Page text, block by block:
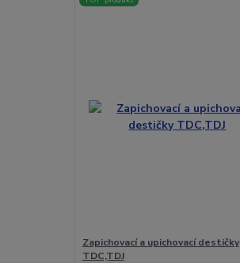
Zapichovací a upichovací destičky
TDC,TDJ